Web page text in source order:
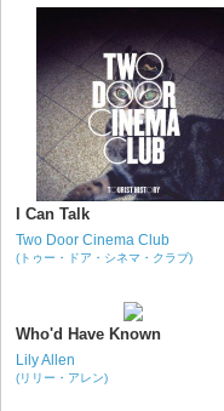
I Can Talk
Two Door Cinema Club
(トゥー・ドア・シネマ・クラブ)
Who'd Have Known
Lily Allen
(リリー・アレン)